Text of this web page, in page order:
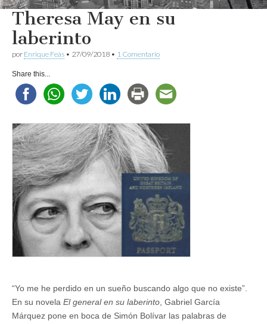
Theresa May en su
laberinto
por Enrique Feás • 27/09/2018 • 1 Comentario
Share this...
“Yo me he perdido en un sueño buscando algo que no existe”.
En su novela El general en su laberinto , Gabriel García
Márquez pone en boca de Simón Bolívar las palabras de